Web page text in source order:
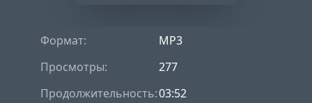
Формат:
MP3
Просмотры:
277
Продолжительность:03:52